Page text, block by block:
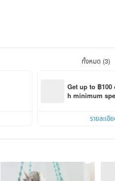
ทั้งหมด (3)
Get up to ฿
h minimum
รายละเอี